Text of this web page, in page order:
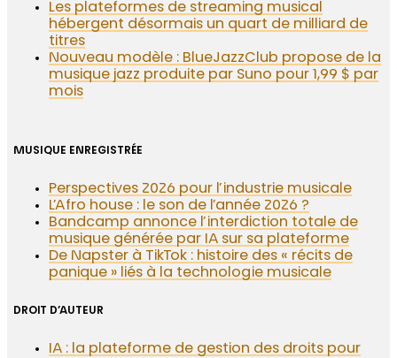
Les plateformes de streaming musical
hébergent désormais un quart de milliard de
titres
Nouveau modèle : BlueJazzClub propose de la
musique jazz produite par Suno pour 1,99 $ par
mois
MUSIQUE ENREGISTRÉE
Perspectives 2026 pour l’industrie musicale
L’Afro house : le son de l’année 2026 ?
Bandcamp annonce l’interdiction totale de
musique générée par IA sur sa plateforme
De Napster à TikTok : histoire des « récits de
panique » liés à la technologie musicale
DROIT D’AUTEUR
IA : la plateforme de gestion des droits pour